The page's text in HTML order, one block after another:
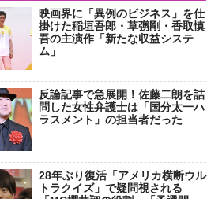
映画界に「異例のビジネス」を仕
掛けた稲垣吾郎・草彅剛・香取慎
吾の主演作「新たな収益システ
ム」
反論記事で急展開！佐藤二朗を詰
問した女性弁護士は「国分太一ハ
ラスメント」の担当者だった
28年ぶり復活「アメリカ横断ウル
トラクイズ」で疑問視される